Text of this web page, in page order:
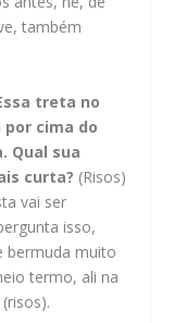
também
treta no
cima do
Qual sua
curta? (Risos)
vai ser
isso,
bermuda muito
termo, ali na